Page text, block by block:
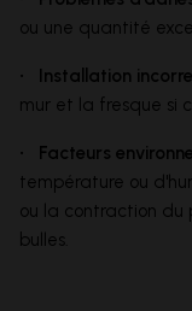
ou une quantité
• Installation
mur et la fresque si
• Facteurs
température ou
ou la contraction du
bulles.